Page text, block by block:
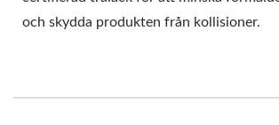
och skydda produkten från kollisioner.